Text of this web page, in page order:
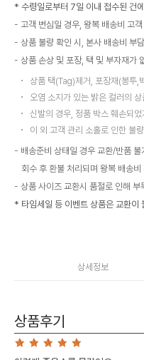
* 수령일로부터 7일 이내 접수된 건
고객 변심일 경우, 왕복 배송비 고
상품 불량 확인 시, 본사 배송비 부담
상품 손상 및 포장, 택 및 부자재가
상품 택(Tag)제거, 포장재(봉투,
오염 소지가 있는 밝은 컬러의
신발의 경우, 정품 박스 훼손되
이 외 고객 관리 소홀로 인한 불
배송준비 상태일 경우 교환/반품
회수 후 환불 처리되며 왕복 배송비
상품 사이즈 교환시 품절로 인해 부
* 타임세일 등 이벤트 상품은 교환이
상세정보
상품후기